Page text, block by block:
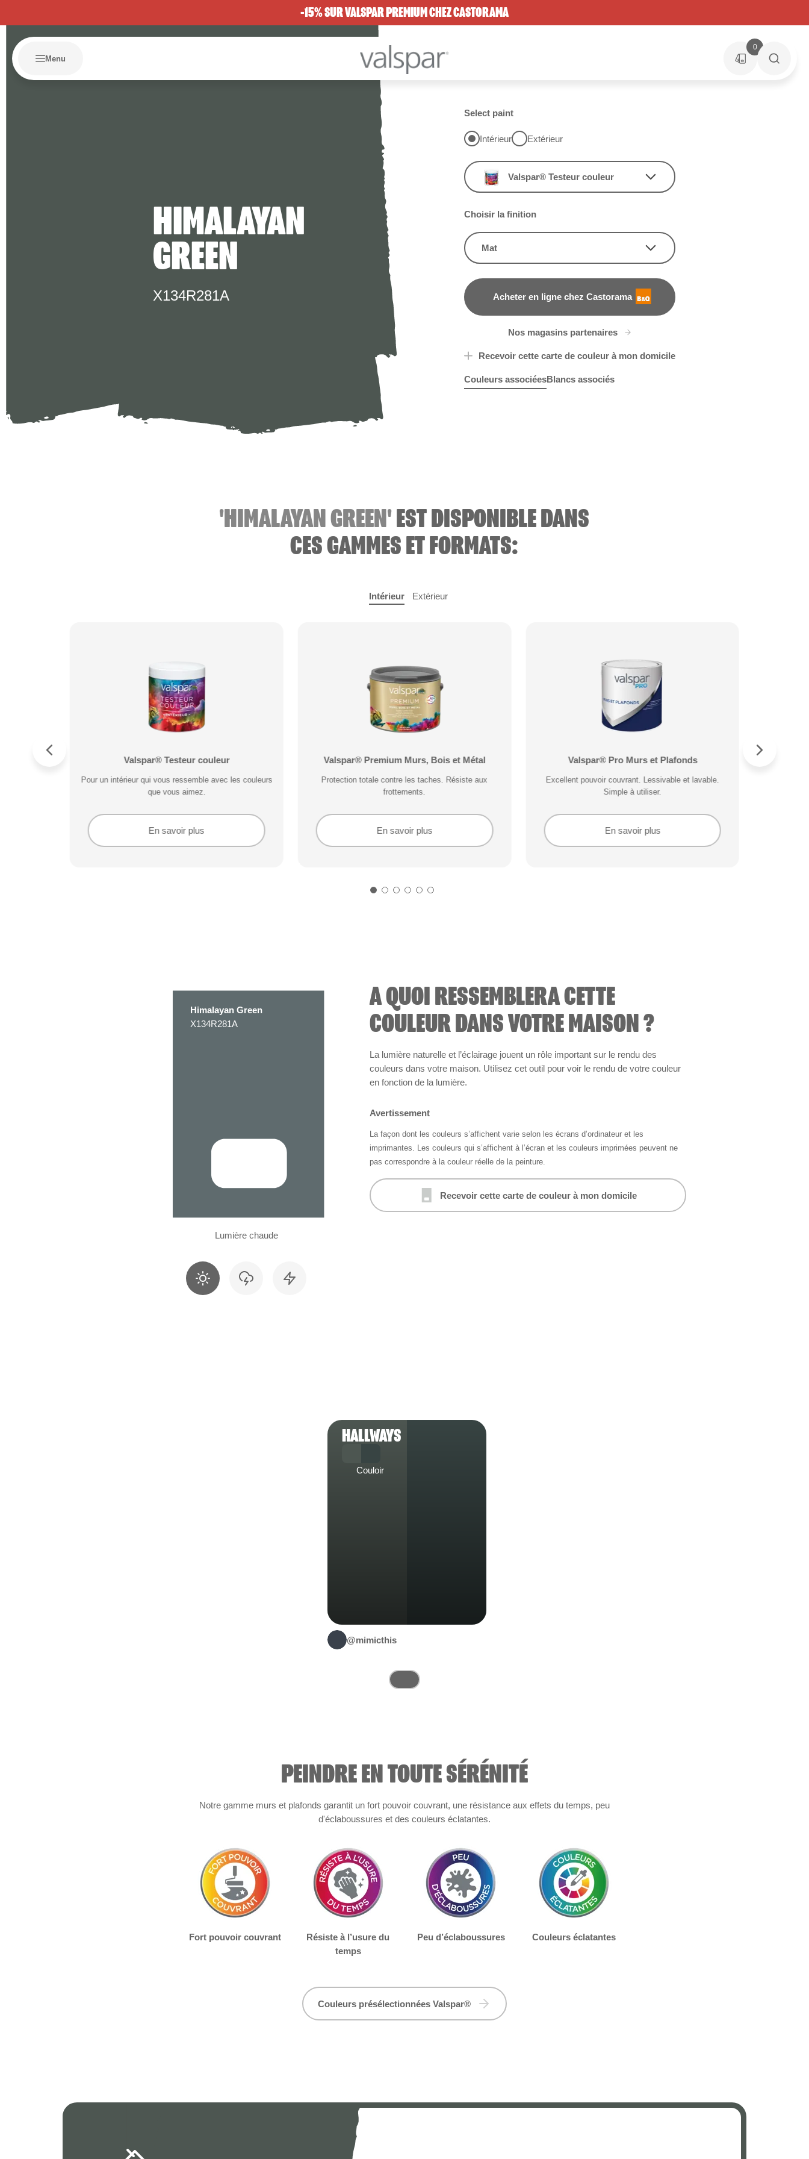
-15% SUR VALSPAR PREMIUM CHEZ CASTORAMA
Menu
0
HIMALAYAN
GREEN
X134R281A
Select paint
Intérieur Extérieur
Valspar® Testeur couleur
Choisir la finition
Mat
Acheter en ligne chez Castorama
B&Q
Nos magasins partenaires
Recevoir cette carte de couleur à mon domicile
Couleurs associéesBlancs associés
'HIMALAYAN GREEN'EST DISPONIBLE DANS
CES GAMMES ET FORMATS:
Intérieur Extérieur
Valspar® Testeur couleur
Pour un intérieur qui vous ressemble avec les couleurs
que vous aimez.
En savoir plus
Valspar® Premium Murs, Bois et Métal
Protection totale contre les taches. Résiste aux
frottements.
En savoir plus
Valspar® Pro Murs et Plafonds
Excellent pouvoir couvrant. Lessivable et lavable.
Simple à utiliser.
En savoir plus
Valspar® Pro Extérieur Boiseries et Métal
Résiste aux fissures et à l’écaillage. Résiste aux
intempéries.
En savoir plus
Valspar® Pro Peinture Façade Toutes Saisons
Application idéale entre 2°C et 15°C de température
extérieure. Garantie 20 ans.
En savoir plus
Valspar® Pro Peinture Façade
Microporeuse et respirante. Résiste à la pluie 30
minutes après application.
En savoir plus
Himalayan Green
X134R281A
Lumière chaude
A QUOI RESSEMBLERA CETTE
COULEUR DANS VOTRE MAISON ?
La lumière naturelle et l’éclairage jouent un rôle important sur le rendu des
couleurs dans votre maison. Utilisez cet outil pour voir le rendu de votre couleur
en fonction de la lumière.
Avertissement
La façon dont les couleurs s’affichent varie selon les écrans d’ordinateur et les
imprimantes. Les couleurs qui s’affichent à l’écran et les couleurs imprimées peuvent ne
pas correspondre à la couleur réelle de la peinture.
Recevoir cette carte de couleur à mon domicile
HALLWAYS
Couloir
@mimicthis
PEINDRE EN TOUTE SÉRÉNITÉ
Notre gamme murs et plafonds garantit un fort pouvoir couvrant, une résistance aux effets du temps, peu
d'éclaboussures et des couleurs éclatantes.
Fort pouvoir couvrant
Résiste à l’usure du
temps
Peu d’éclaboussures Couleurs éclatantes
Couleurs présélectionnées Valspar®